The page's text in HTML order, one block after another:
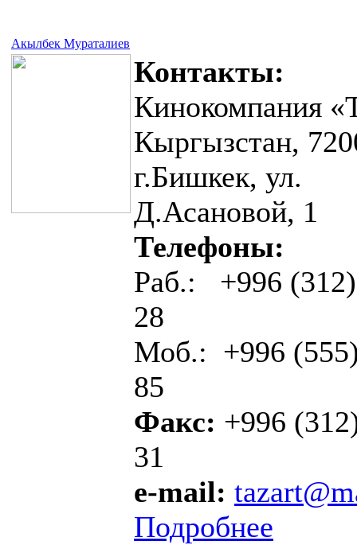
Акылбек Мураталиев
Контакты:
Кинокомпания
Кыргызстан,
г.Бишкек, ул.
Д.Асановой, 1
Телефоны:
Раб.: +996
28
Моб.: +996
85
Факс: +996
31
e-mail:
Подробнее